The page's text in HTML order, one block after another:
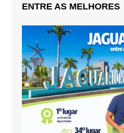
ENTRE AS MELHORES